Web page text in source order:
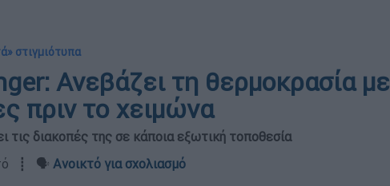
στιγμιότυπα
Ανεβάζει τη θερμοκρασία με
πριν το χειμώνα
τις διακοπές της σε κάποια εξωτική τοποθεσία
┋ 🗣️ Ανοικτό για σχολιασμό